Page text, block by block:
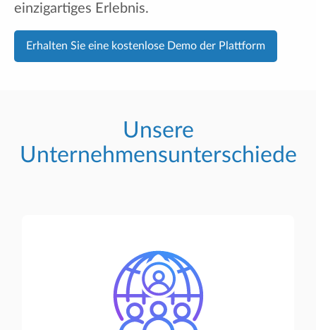
einzigartiges Erlebnis.
Erhalten Sie eine kostenlose Demo der Plattform
Unsere
Unternehmensunterschiede